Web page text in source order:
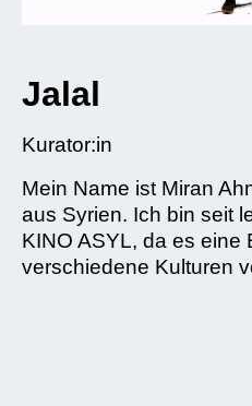
Jalal
Kurator:in
Mein Name ist Miran
aus Syrien. Ich bin seit
KINO ASYL, da es eine
verschiedene Kulturen